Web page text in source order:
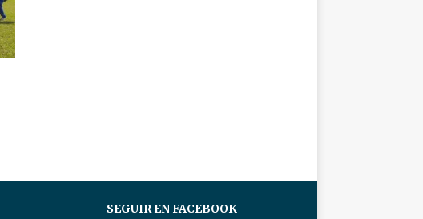
SEGUIR EN FACEBOOK